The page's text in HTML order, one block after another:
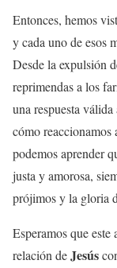
Entonces, hemos
y cada uno de esos
Desde la expulsión
reprimendas a los
una respuesta
cómo reaccionamos
podemos aprender
justa y amorosa,
prójimos y la gloria
Esperamos que
relación deJesús